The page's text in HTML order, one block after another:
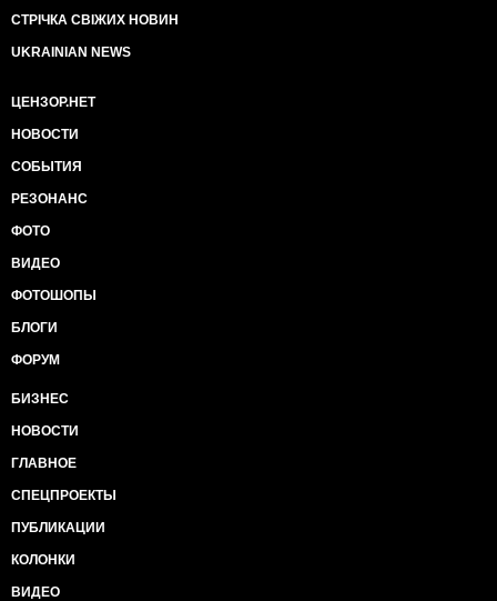
СТРІЧКА СВІЖИХ НОВИН
UKRAINIAN NEWS
ЦЕНЗОР.НЕТ
НОВОСТИ
СОБЫТИЯ
РЕЗОНАНС
ФОТО
ВИДЕО
ФОТОШОПЫ
БЛОГИ
ФОРУМ
БИЗНЕС
НОВОСТИ
ГЛАВНОЕ
СПЕЦПРОЕКТЫ
ПУБЛИКАЦИИ
КОЛОНКИ
ВИДЕО